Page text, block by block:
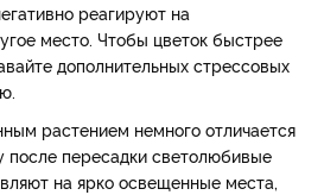
реагируют на
место. Чтобы цветок быстрее
дополнительных стрессовых
растением немного отличается
после пересадки светолюбивые
на ярко освещенные места,